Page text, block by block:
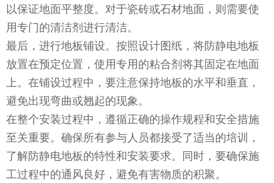
以保证地面平整度。对于瓷砖或石材地面，则需要使
用专门的清洁剂进行清洁。
最后，进行地板铺设。按照设计图纸，将防静电地板
放置在预定位置，使用专用的粘合剂将其固定在地面
上。在铺设过程中，要注意保持地板的水平和垂直，
避免出现弯曲或翘起的现象。
在整个安装过程中，遵循正确的操作规程和安全措施
至关重要。确保所有参与人员都接受了适当的培训，
了解防静电地板的特性和安装要求。同时，要确保施
工过程中的通风良好，避免有害物质的积聚。